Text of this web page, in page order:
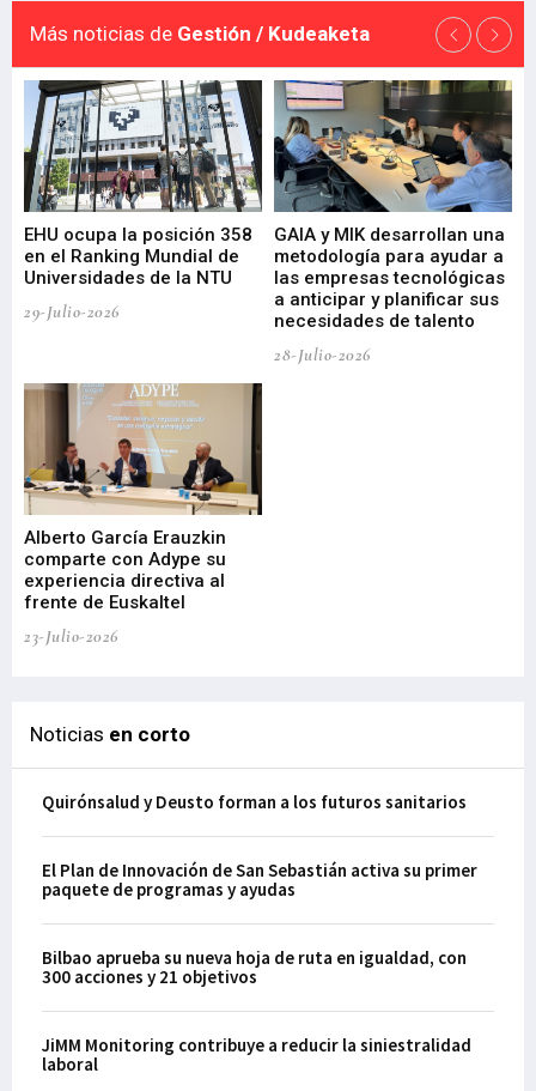
Más noticias de Gestión / Kudeaketa
EHU ocupa la posición 358
en el Ranking Mundial de
Universidades de la NTU
29-Julio-2026
GAIA y MIK desarrollan una
metodología para ayudar a
las empresas tecnológicas
a anticipar y planificar sus
necesidades de talento
28-Julio-2026
Alberto García Erauzkin
comparte con Adype su
experiencia directiva al
frente de Euskaltel
23-Julio-2026
Noticias en corto
Quirónsalud y Deusto forman a los futuros sanitarios
El Plan de Innovación de San Sebastián activa su primer
paquete de programas y ayudas
Bilbao aprueba su nueva hoja de ruta en igualdad, con
300 acciones y 21 objetivos
JiMM Monitoring contribuye a reducir la siniestralidad
laboral